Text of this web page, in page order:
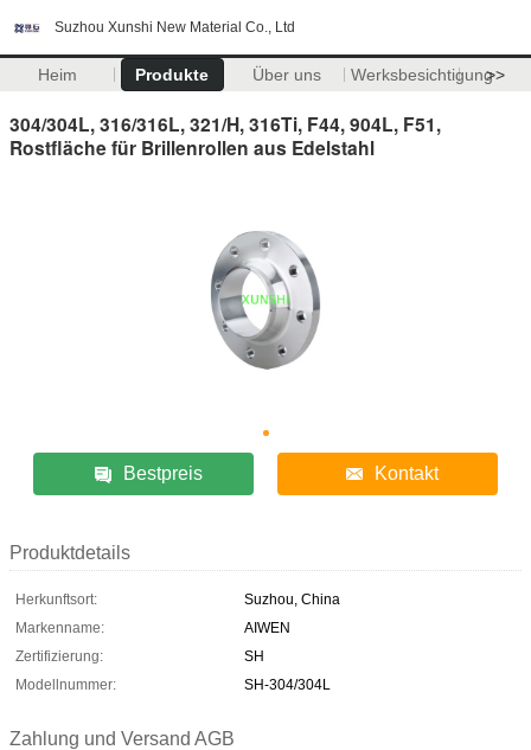
Suzhou Xunshi New Material Co., Ltd
Heim Produkte Über uns Werksbesichtigung>>
304/304L, 316/316L, 321/H, 316Ti, F44, 904L, F51,
Rostfläche für Brillenrollen aus Edelstahl
Bestpreis Kontakt
Produktdetails
Herkunftsort:
Suzhou, China
Markenname:
AIWEN
Zertifizierung:
SH
Modellnummer:
SH-304/304L
Zahlung und Versand AGB